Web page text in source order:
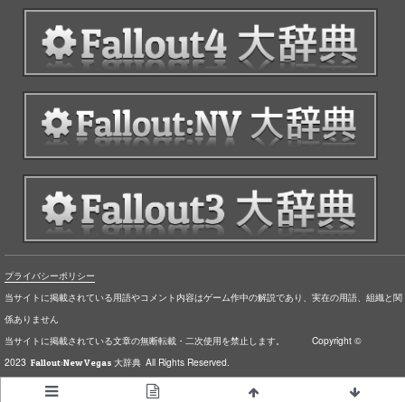
プライバシーポリシー
当サイトに掲載されている用語やコメント内容はゲーム作中の解説であり、実在の用語、組織と関
係ありません
当サイトに掲載されている文章の無断転載・二次使用を禁止します。 Copyright ©
2023 Fallout:New Vegas 大辞典 All Rights Reserved.